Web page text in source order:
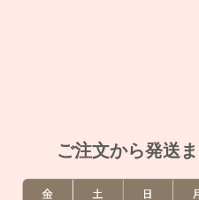
ご注文から発送